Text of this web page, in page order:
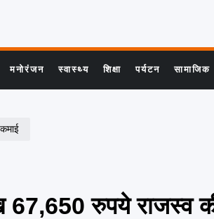
मनोरंजन स्वास्थ्य शिक्षा पर्यटन सामाजिक
रुपये राजस्व